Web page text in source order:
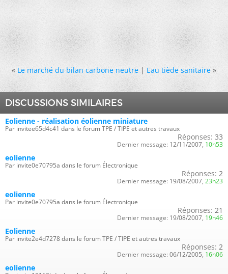
« Le marché du bilan carbone neutre|Eau tiède sanitaire »
DISCUSSIONS SIMILAIRES
Eolienne - réalisation éolienne miniature
Par invitee65d4c41 dans le forum TPE / TIPE et autres travaux
Réponses: 33
Dernier message: 12/11/2007, 10h53
eolienne
Par invite0e70795a dans le forum Électronique
Réponses: 2
Dernier message: 19/08/2007, 23h23
eolienne
Par invite0e70795a dans le forum Électronique
Réponses: 21
Dernier message: 19/08/2007, 19h46
Eolienne
Par invite2e4d7278 dans le forum TPE / TIPE et autres travaux
Réponses: 2
Dernier message: 06/12/2005, 16h06
eolienne